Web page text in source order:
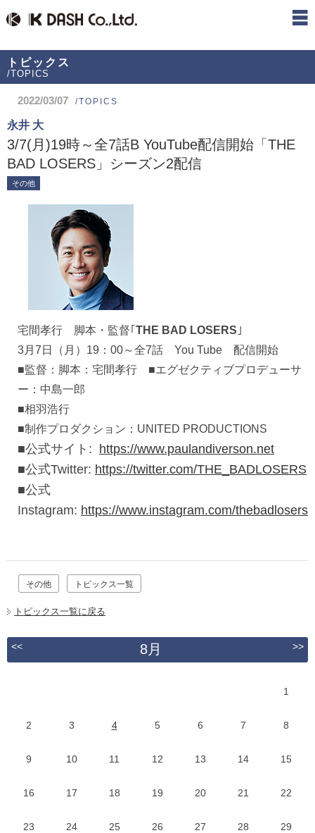
トピックス
/TOPICS
2022/03/07 /TOPICS
永井 大
3/7(月)19時～全7話B YouTube配信開始「THE
BAD LOSERS」シーズン2配信
その他
宅間孝行 脚本・監督｢ THE BAD LOSERS ｣
3月7日（月）19：00～全7話 You Tube 配信開始
■監督：脚本：宅間孝行 ■エグゼクティブプロデューサ
ー：中島一郎
■相羽浩行
■制作プロダクション：UNITED PRODUCTIONS
■公式サイト: https://www.paulandiverson.net
■公式Twitter: https://twitter.com/THE_BADLOSERS
■公式
Instagram: https://www.instagram.com/thebadlosers
その他 トピックス一覧
トピックス一覧に戻る
<< 8月 >>
1
2 3 4 5 6 7 8
9 10 11 12 13 14 15
16 17 18 19 20 21 22
23 24 25 26 27 28 29